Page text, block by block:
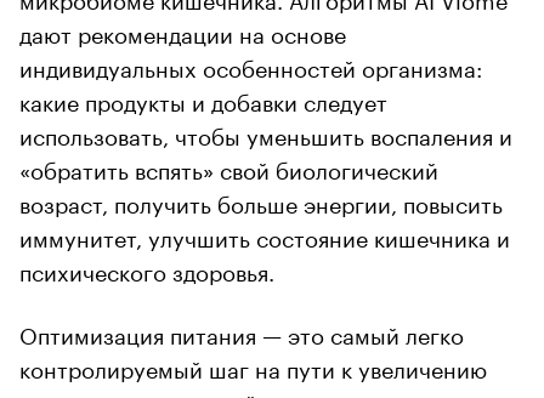
дают рекомендации на основе
индивидуальных особенностей организма:
какие продукты и добавки следует
использовать, чтобы уменьшить воспаления и
«обратить вспять» свой биологический
возраст, получить больше энергии, повысить
иммунитет, улучшить состояние кишечника и
психического здоровья.
Оптимизация питания — это самый легко
контролируемый шаг на пути к увеличению